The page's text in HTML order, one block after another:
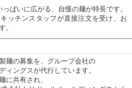
ぱいに広がる、自慢の麺が特長です。
ッチンスタッフが直接注文を受け、お
。
麺の募集を、グループ会社の
ィングスが代行しています。
に共有され、